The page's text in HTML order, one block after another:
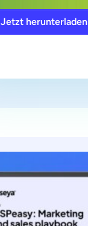
Jetzt herunterladen